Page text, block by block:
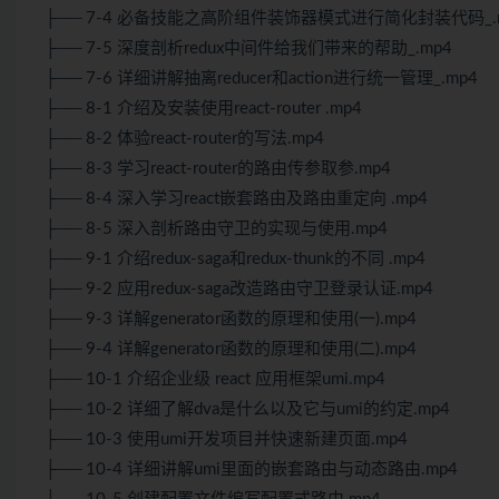
├── 7-4 必备技能之高阶组件装饰器模式进行简化封装代码
├── 7-5 深度剖析redux中间件给我们带来的帮助_.mp4
├── 7-6 详细讲解抽离reducer和action进行统一管理_.mp4
├── 8-1 介绍及安装使用react-router .mp4
├── 8-2 体验react-router的写法.mp4
├── 8-3 学习react-router的路由传参取参.mp4
├── 8-4 深入学习react嵌套路由及路由重定向 .mp4
├── 8-5 深入剖析路由守卫的实现与使用.mp4
├── 9-1 介绍redux-saga和redux-thunk的不同 .mp4
├── 9-2 应用redux-saga改造路由守卫登录认证.mp4
├── 9-3 详解generator函数的原理和使用(一).mp4
├── 9-4 详解generator函数的原理和使用(二).mp4
├── 10-1 介绍企业级 react 应用框架umi.mp4
├── 10-2 详细了解dva是什么以及它与umi的约定.mp4
├── 10-3 使用umi开发项目并快速新建页面.mp4
├── 10-4 详细讲解umi里面的嵌套路由与动态路由.mp4